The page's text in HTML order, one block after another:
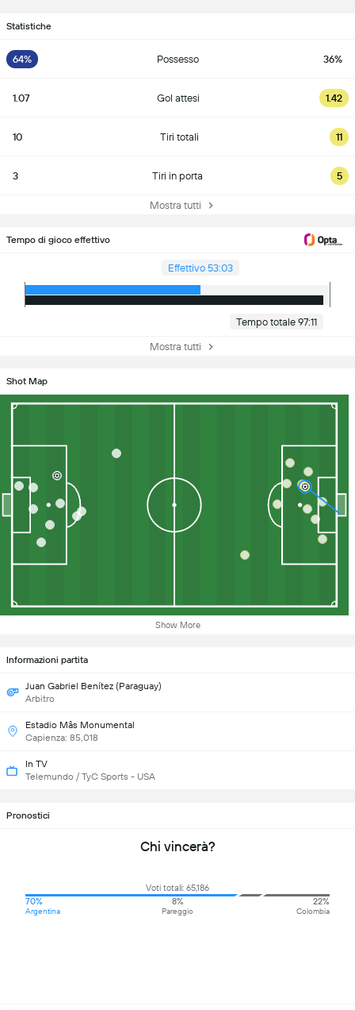
Statistiche
64% Possesso 36%
1.07 Gol attesi 1.42
10 Tiri totali 11
3 Tiri in porta 5
Mostra tutti
Tempo di gioco effettivo
Effettivo 53:03
Tempo totale 97:11
Mostra tutti
Shot Map
Show More
Informazioni partita
Juan Gabriel Benítez (Paraguay)
Arbitro
Estadio Mâs Monumental
Capienza: 85,018
In TV
Telemundo / TyC Sports - USA
Pronostici
Chi vincerà?
Voti totali: 65,186
70%
Argentina
8%
Pareggio
22%
Colombia